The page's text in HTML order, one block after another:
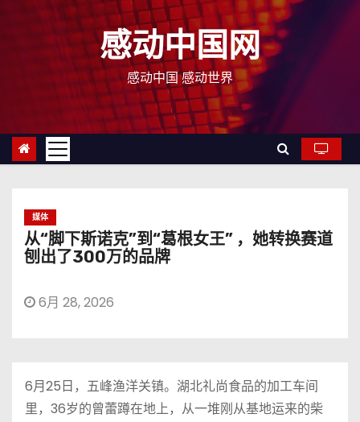
感动中国网
感动中国 感动世界
媒体
从“脚下斯诺克”到“葛根女王” ，她转换赛道
刨出了300万的品牌
6月 28, 2026
6月25日，五峰渔洋关镇。湖北礼尚食品的加工车间
里，36岁的曾蕾蹲在地上，从一堆刚从基地运来的柴